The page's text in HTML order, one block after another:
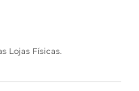
Lojas Físicas.